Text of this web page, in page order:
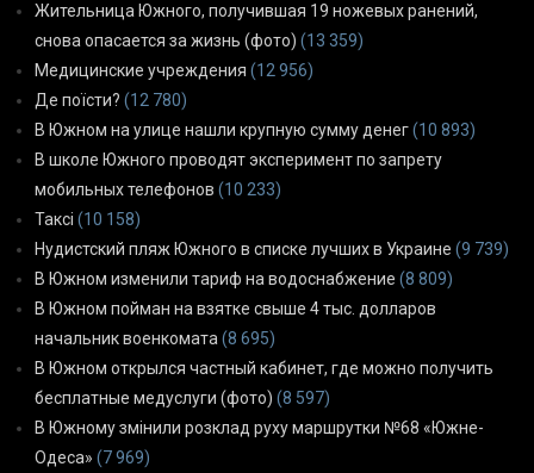
Жительница Южного, получившая 19 ножевых ранений,
снова опасается за жизнь (фото) (13 359)
Медицинские учреждения (12 956)
Де поїсти? (12 780)
В Южном на улице нашли крупную сумму денег(10 893)
В школе Южного проводят эксперимент по запрету
мобильных телефонов (10 233)
Таксі (10 158)
Нудистский пляж Южного в списке лучших в Украине (9 739)
В Южном изменили тариф на водоснабжение (8 809)
В Южном пойман на взятке свыше 4 тыс. долларов
начальник военкомата(8 695)
В Южном открылся частный кабинет, где можно получить
бесплатные медуслуги (фото) (8 597)
В Южному змінили розклад руху маршрутки №68 «Южне-
Одеса» (7 969)